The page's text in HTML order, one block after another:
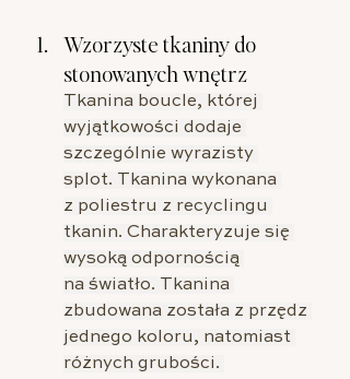
Wzorzyste tkaniny do
stonowanych wnętrz
Tkanina boucle, której
wyjątkowości dodaje
szczególnie wyrazisty
splot. Tkanina wykonana
z poliestru z recyclingu
tkanin. Charakteryzuje się
wysoką odpornością
na światło. Tkanina
zbudowana została z przędz
jednego koloru, natomiast
różnych grubości.